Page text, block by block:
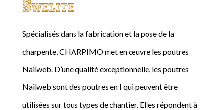
Swelite
Spécialisés dans la fabrication et la pose de la
charpente, CHARPIMO met en œuvre les poutres
Nailweb. D’une qualité exceptionnelle, les poutres
Nailweb sont des poutres en I qui peuvent être
utilisées sur tous types de chantier. Elles répondent à